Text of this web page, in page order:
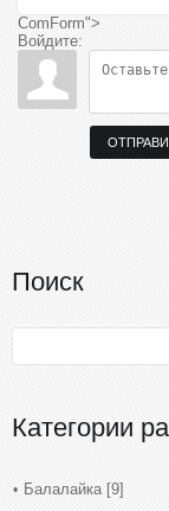
ComForm">
Войдите:
Поиск
Категории
Балалайка [9]